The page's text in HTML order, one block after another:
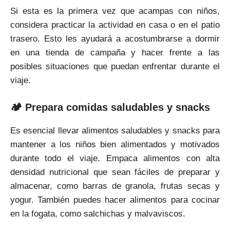
Si esta es la primera vez que acampas con niños,
considera practicar la actividad en casa o en el patio
trasero. Esto les ayudará a acostumbrarse a dormir
en una tienda de campaña y hacer frente a las
posibles situaciones que puedan enfrentar durante el
viaje.
🏕 Prepara comidas saludables y snacks
Es esencial llevar alimentos saludables y snacks para
mantener a los niños bien alimentados y motivados
durante todo el viaje. Empaca alimentos con alta
densidad nutricional que sean fáciles de preparar y
almacenar, como barras de granola, frutas secas y
yogur. También puedes hacer alimentos para cocinar
en la fogata, como salchichas y malvaviscos.